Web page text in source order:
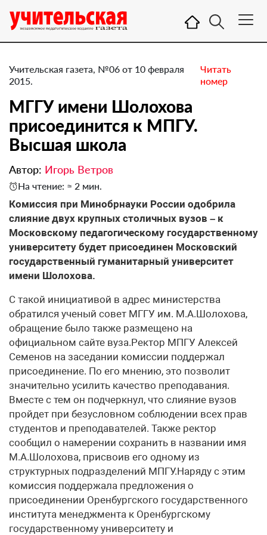
Учительская газета, №06 от 10 февраля
2015.
Читать
номер
МГГУ имени Шолохова
присоединится к МПГУ.
Высшая школа
Автор: Игорь Ветров
На чтение: ≈ 2 мин.
Комиссия при Минобрнауки России одобрила
слияние двух крупных столичных вузов – к
Московскому педагогическому государственному
университету будет присоединен Московский
государственный гуманитарный университет
имени Шолохова.
С такой инициативой в адрес министерства
обратился ученый совет МГГУ им. М.А.Шолохова,
обращение было также размещено на
официальном сайте вуза.Ректор МПГУ Алексей
Семенов на заседании комиссии поддержал
присоединение. По его мнению, это позволит
значительно усилить качество преподавания.
Вместе с тем он подчеркнул, что слияние вузов
пройдет при безусловном соблюдении всех прав
студентов и преподавателей. Также ректор
сообщил о намерении сохранить в названии имя
М.А.Шолохова, присвоив его одному из
структурных подразделений МПГУ.Наряду с этим
комиссия поддержала предложения о
присоединении Оренбургского государственного
института менеджмента к Оренбургскому
государственному университету и